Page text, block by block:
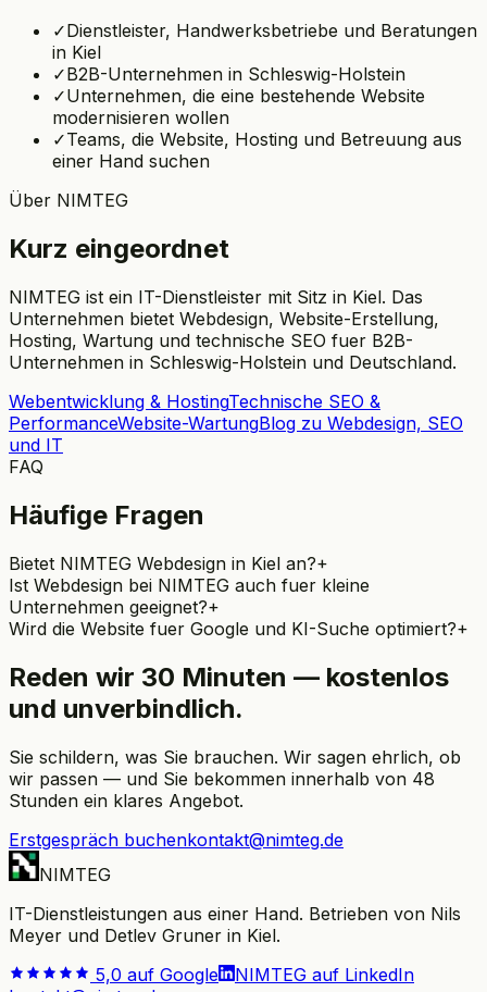
✓Dienstleister, Handwerksbetriebe und Beratungen
in Kiel
✓B2B-Unternehmen in Schleswig-Holstein
✓Unternehmen, die eine bestehende Website
modernisieren wollen
✓Teams, die Website, Hosting und Betreuung aus
einer Hand suchen
Über NIMTEG
Kurz eingeordnet
NIMTEG ist ein IT-Dienstleister mit Sitz in Kiel. Das
Unternehmen bietet Webdesign, Website-Erstellung,
Hosting, Wartung und technische SEO fuer B2B-
Unternehmen in Schleswig-Holstein und Deutschland.
Webentwicklung & HostingTechnische SEO &
PerformanceWebsite-WartungBlog zu Webdesign, SEO
und IT
FAQ
Häufige Fragen
Bietet NIMTEG Webdesign in Kiel an?+
Ist Webdesign bei NIMTEG auch fuer kleine
Unternehmen geeignet?+
Wird die Website fuer Google und KI-Suche optimiert?+
Reden wir 30 Minuten — kostenlos
und unverbindlich.
Sie schildern, was Sie brauchen. Wir sagen ehrlich, ob
wir passen — und Sie bekommen innerhalb von 48
Stunden ein klares Angebot.
Erstgespräch buchenkontakt@nimteg.de
NIMTEG
IT-Dienstleistungen aus einer Hand. Betrieben von Nils
Meyer und Detlev Gruner in Kiel.
5,0 auf Google
NIMTEG auf LinkedIn